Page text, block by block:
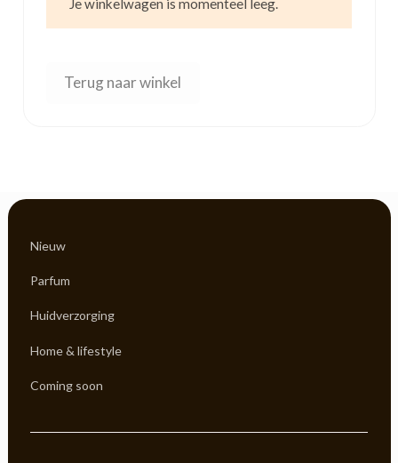
Je winkelwagen is momenteel leeg.
Terug naar winkel
Nieuw
Parfum
Huidverzorging
Home & lifestyle
Coming soon